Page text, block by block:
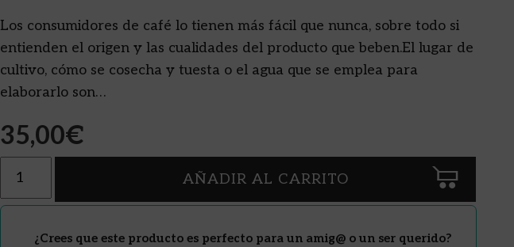
Los consumidores de café lo tienen más fácil que nunca, sobre todo si
entienden el origen y las cualidades del producto que beben.El lugar de
cultivo, cómo se cosecha y tuesta o el agua que se emplea para
elaborarlo son…
35,00€
AÑADIR AL CARRITO
¿Crees que este producto es perfecto para un amig@ o un ser querido?